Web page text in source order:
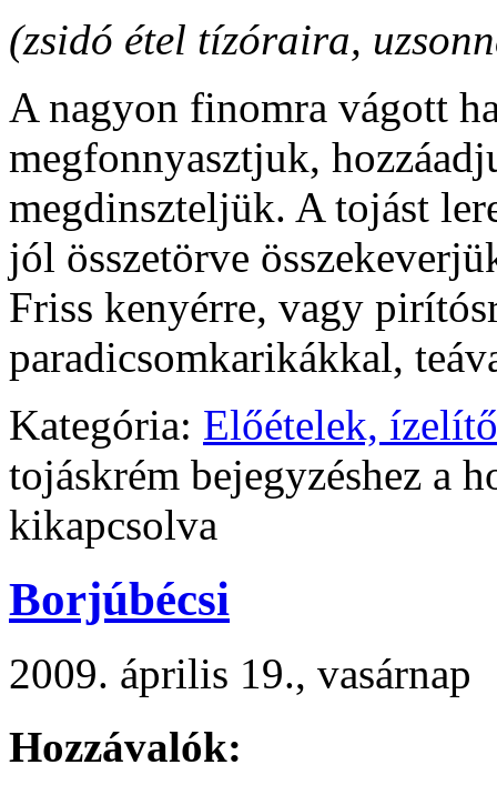
(zsidó étel tízóraira,
A nagyon finomra vágott
megfonnyasztjuk,
megdinszteljük. A tojást
jól összetörve
Friss kenyérre, vagy
paradicsomkarikákkal,
Kategória: Előételek,
tojáskrém bejegyzéshez a
kikapcsolva
Borjúbécsi
2009. április 19., vasárnap
Hozzávalók: